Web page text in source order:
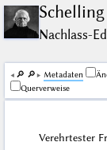
Schelling
Nachlass-
🔎︎ 🔎︎ Me­ta­da­ten
Querverweise
Verehrtester